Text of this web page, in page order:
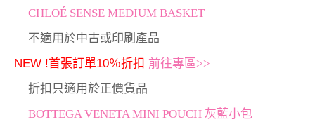
CHLOÉ SENSE MEDIUM BASKET
不適用於中古或印刷產品
NEW !首張訂單10％折扣 前往專區>>
折扣只適用於正價貨品
BOTTEGA VENETA MINI POUCH 灰藍小包